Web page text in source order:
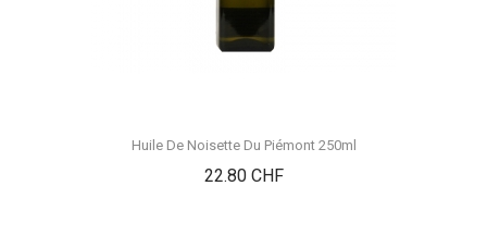
Huile De Noisette Du Piémont 250ml
22.80 CHFPrix